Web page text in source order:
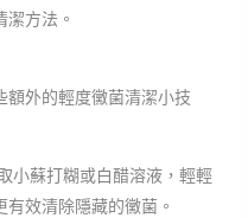
方法。
額外的輕度黴菌清潔小技
小蘇打糊或白醋溶液，輕輕
效清除隱藏的黴菌。